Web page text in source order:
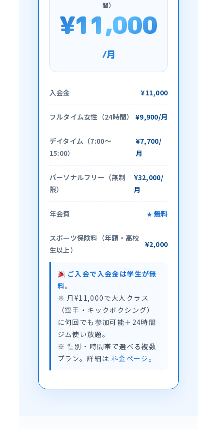
間）
¥11,000
/月
入会金 ¥11,000
フルタイム女性（24時間） ¥9,900/月
デイタイム（7:00〜
15:00）
¥7,700/
月
パーソナルフリー（無制
限）
¥32,000/
月
年会費 無料
スポーツ保険料（年額・高校
生以上）
¥2,000
ご入会で入会金は学生が無
料。
※ 月¥11,000で大人クラス
（空手・キックボクシング）
に何回でも参加可能＋24時間
ジム使い放題。
※ 性別・時間帯で選べる複数
プラン。詳細は 料金ページ。